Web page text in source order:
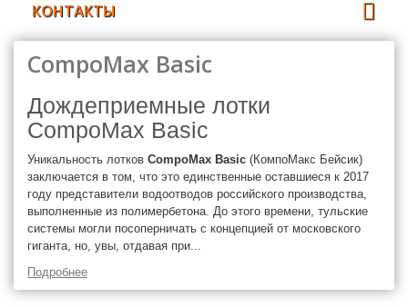
КОНТАКТЫ
CompoMax Basic
Дождеприемные лотки
CompoMax Basic
Уникальность лотков CompoMax Basic (КомпоМакс Бейсик)
заключается в том, что это единственные оставшиеся к 2017
году представители водоотводов российского производства,
выполненные из полимербетона. До этого времени, тульские
системы могли посоперничать с концепцией от московского
гиганта, но, увы, отдавая при...
Подробнее